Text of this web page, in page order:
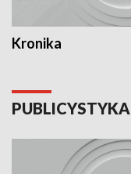
Kronika
PUBLICYSTYKA